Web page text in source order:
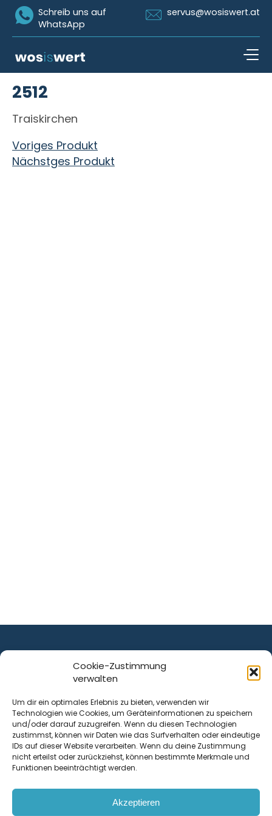
Cookie-Zustimmung
verwalten
Um dir ein optimales Erlebnis zu bieten, verwenden wir
Technologien wie Cookies, um Geräteinformationen zu speichern
und/oder darauf zuzugreifen. Wenn du diesen Technologien
zustimmst, können wir Daten wie das Surfverhalten oder eindeutige
IDs auf dieser Website verarbeiten. Wenn du deine Zustimmung
nicht erteilst oder zurückziehst, können bestimmte Merkmale und
Funktionen beeinträchtigt werden.
Akzeptieren
Icon Whatsapp
Schreib uns auf
WhatsApp
Icon Email
servus@wosiswert.at
2512
Traiskirchen
Beitragsnavigation
Voriges Produkt
Nächstges Produkt
ist ein Service von
Krenn Real GmbH
Tischlerstraße 12
4050Traun| Österreich
Kontakt